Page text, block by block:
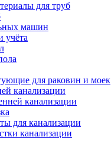
для труб
машин
учёта
для раковин и моек
канализации
канализации
для канализации
канализации